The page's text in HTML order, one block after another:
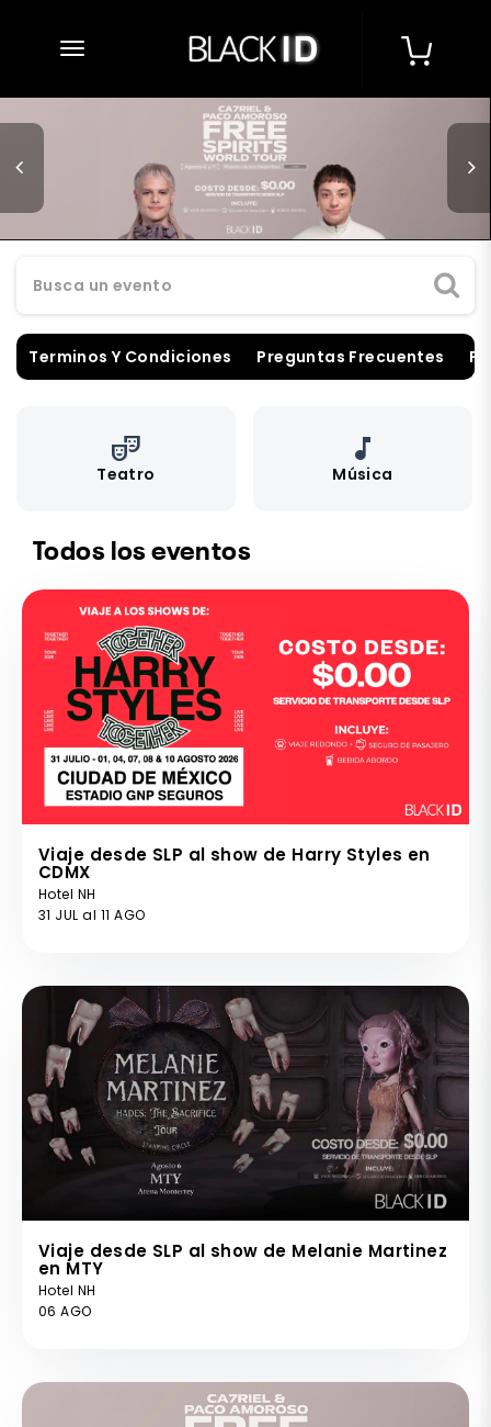
desplegar navegación
Busca un evento
Terminos Y Condiciones Preguntas Frecuentes
theater_comedy
Teatro
music_note
Música
Todos los eventos
Viaje desde SLP al show de Harry Styles en
CDMX
Hotel NH
31 JUL al 11 AGO
Viaje desde SLP al show de Melanie Martinez
en MTY
Hotel NH
06 AGO